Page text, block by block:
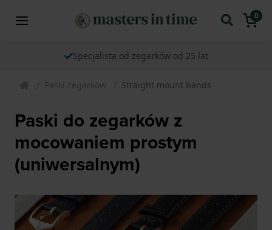
0
Specjalista od zegarków od 25 lat
Paski zegarkow Straight mount bands
Paski do zegarków z
mocowaniem prostym
(uniwersalnym)